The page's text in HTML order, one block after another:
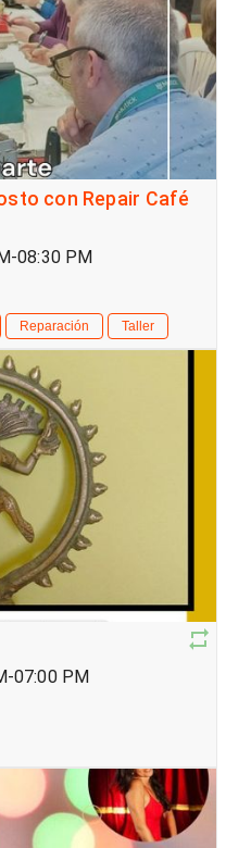
con Repair Café
08:30 PM
Reparación Taller
07:00 PM